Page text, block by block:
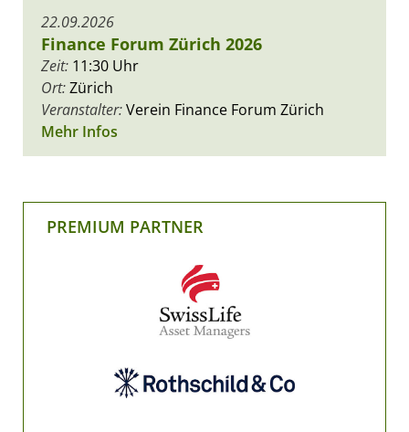
22.09.2026
Finance Forum Zürich 2026
Zeit: 11:30 Uhr
Ort:Zürich
Veranstalter:Verein Finance Forum Zürich
Mehr Infos
PREMIUM PARTNER